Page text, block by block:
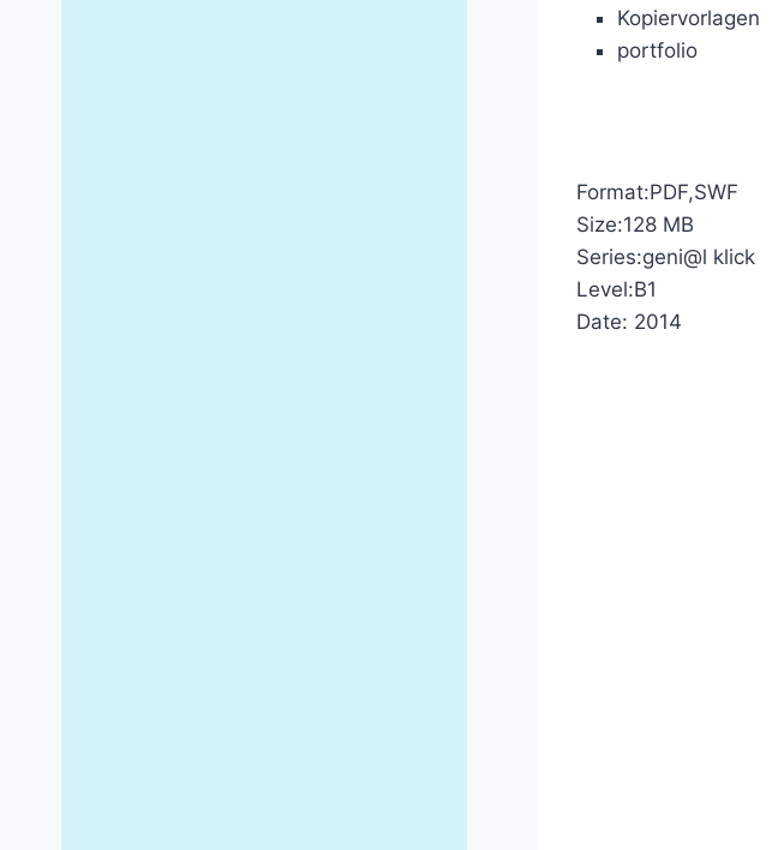
Kopiervorlagen
portfolio
Format:PDF,SWF
Size:128 MB
Series:geni@l klick
Level:B1
Date: 2014